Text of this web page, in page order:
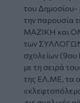
του Δημοσίου-
την παρουσία
ΜΑΖΙΚΉ και
των ΣΥΛΛΟΓΩΝ
σχολείων (9ου
με τη σειρά
της ΕΛ.ΜΕ, τα